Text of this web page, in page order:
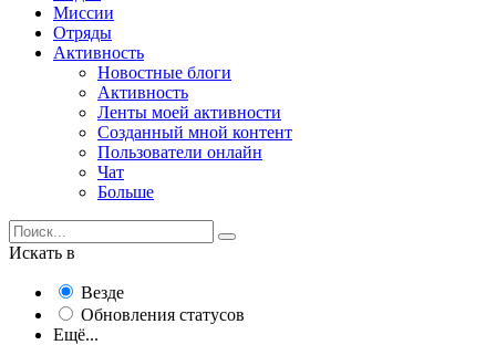
Миссии
Отряды
Активность
Новостные блоги
Активность
Ленты моей активности
Созданный мной контент
Пользователи онлайн
Чат
Больше
Искать в
Везде
Обновления статусов
Ещё...